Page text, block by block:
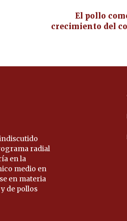
El pollo
crecimiento del
radial
en la
medio en
en materia
de pollos